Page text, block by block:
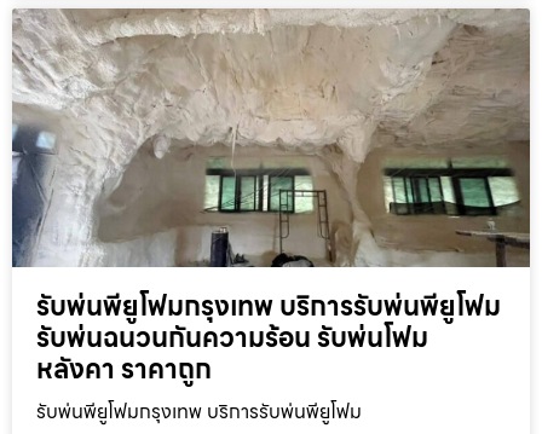
รับพ่นพียูโฟมกรุงเทพ บริการรับพ่นพียูโฟม
รับพ่นฉนวนกันความร้อน รับพ่นโฟม
หลังคา ราคาถูก
รับพ่นพียูโฟมกรุงเทพ บริการรับพ่นพียูโฟม